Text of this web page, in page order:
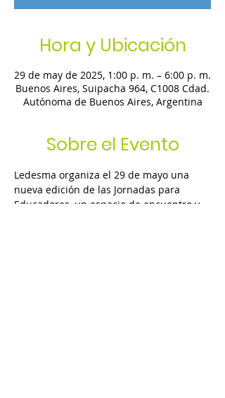
Hora y Ubicación
29 de may de 2025, 1:00 p. m. – 6:00 p. m.
Buenos Aires, Suipacha 964, C1008 Cdad.
Autónoma de Buenos Aires, Argentina
Sobre el Evento
Ledesma organiza el 29 de mayo una
nueva edición de las Jornadas para
Educadores, un espacio de encuentro y